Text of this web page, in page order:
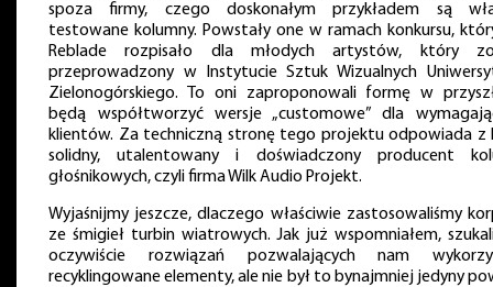
spoza firmy, czego doskonałym przykładem są
testowane kolumny. Powstały one w ramach konkursu,
Reblade rozpisało dla młodych artystów, który
przeprowadzony w Instytucie Sztuk Wizualnych
Zielonogórskiego. To oni zaproponowali formę w
będą współtworzyć wersje „customowe” dla
klientów. Za techniczną stronę tego projektu odpowiada z
solidny, utalentowany i doświadczony producent
głośnikowych, czyli firma Wilk Audio Projekt.
Wyjaśnijmy jeszcze, dlaczego właściwie zastosowaliśmy
ze śmigieł turbin wiatrowych. Jak już wspomniałem,
oczywiście rozwiązań pozwalających nam
recyklingowane elementy, ale nie był to bynajmniej jedyny